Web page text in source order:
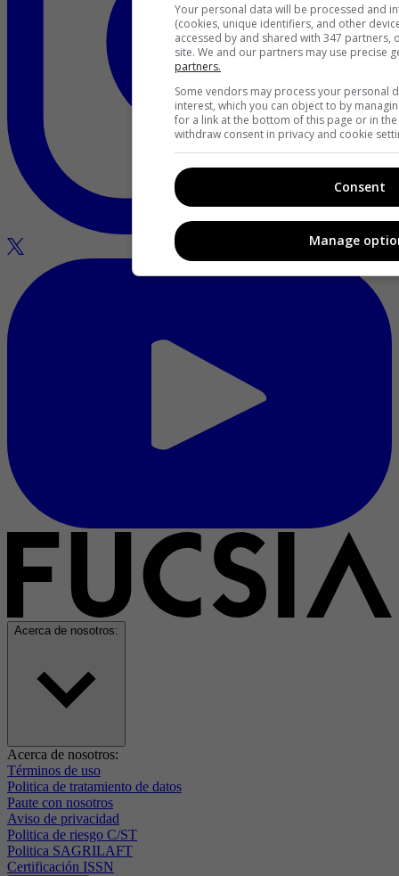
Acerca de nosotros:
Acerca de nosotros:
Términos de uso
Politica de tratamiento de datos
Paute con nosotros
Aviso de privacidad
Politica de riesgo C/ST
Politica SAGRILAFT
Certificación ISSN
Your personal data will be processed and
(cookies, unique identifiers, and other
accessed by and shared with 347 partners,
site. We and our partners may use precise
partners.
Some vendors may process your personal
interest, which you can object to by
for a link at the bottom of this page or in
withdraw consent in privacy and cookie
Consent
Manage